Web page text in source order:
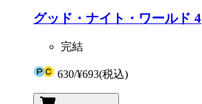
グッド・ナイト・ワールド 4
完結
630/¥693(税込)